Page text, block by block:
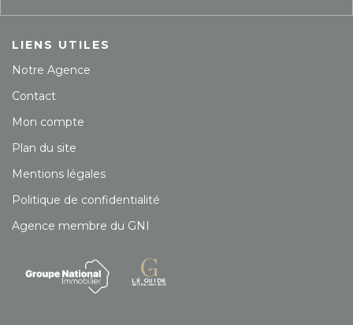
LIENS UTILES
Notre Agence
Contact
Mon compte
Plan du site
Mentions légales
Politique de confidentialité
Agence membre du GNI